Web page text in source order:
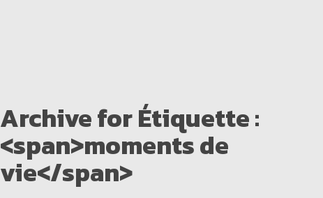
Archive forÉtiquette :
<span>moments de
vie</span>